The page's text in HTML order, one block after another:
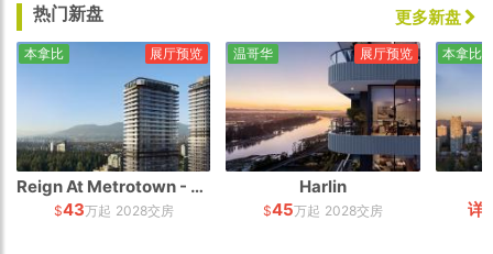
热门新盘 更多新盘
Reign At Metrotown - South Tower
$43万起 2028交房
本拿比 展厅预览
Harlin
$45万起 2028交房
温哥华 展厅预览
详
本拿比